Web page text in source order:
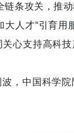
链条攻关，推
人才“引育用
心支持高科
，中国科学院